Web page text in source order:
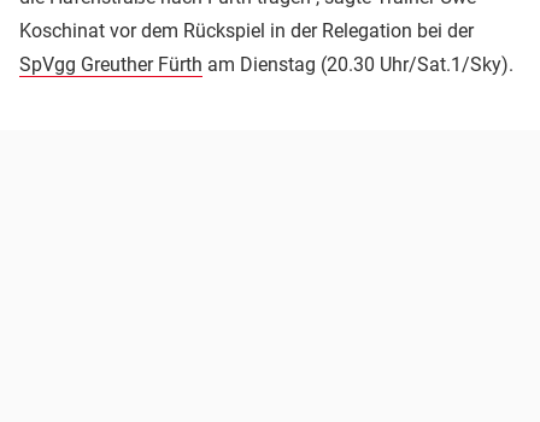
Koschinat vor dem Rückspiel in der Relegation bei der
SpVgg Greuther Fürth am Dienstag (20.30 Uhr/Sat.1/Sky).